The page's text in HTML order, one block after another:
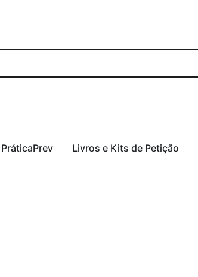
PráticaPrev Livros e Kits de Petição